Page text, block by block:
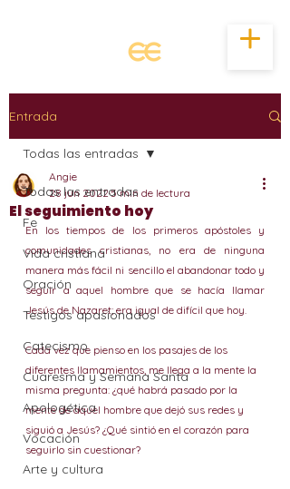
Entrada
Todas las entradas
Fe
Vida cristiana
Oración
Testigos apasionados
Catecismo
Cuaresma y Semana Santa
Apologética
Vocación
Arte y cultura
Todas las entradas
El seguimiento hoy
Angie
28 jun 2022 5 min de lectura
En los tiempos de los primeros apóstoles y
comunidades cristianas, no era de ninguna
manera más fácil ni sencillo el abandonar todo y
seguir a aquel hombre que se hacía llamar
Jesús de Nazaret; era igual de difícil que hoy.
Cada vez que pienso en los pasajes de los
diferentes llamamientos, me llega a la mente la
misma pregunta: ¿qué habrá pasado por la
mente de aquel hombre que dejó sus redes y
siguió a Jesús? ¿Qué sintió en el corazón para
seguirlo sin cuestionar?